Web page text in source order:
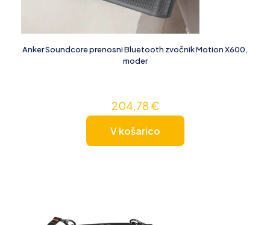
Anker Soundcore prenosni Bluetooth zvočnik Motion X600,
moder
204,78 €
V košarico